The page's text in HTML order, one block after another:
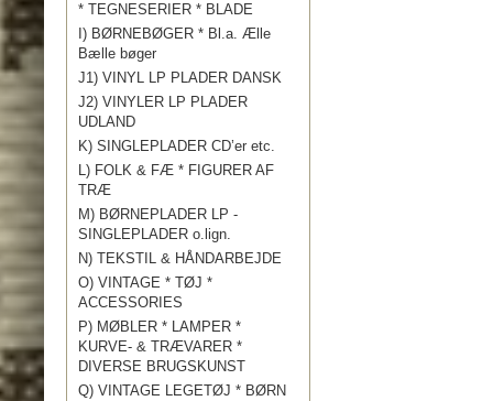
* TEGNESERIER * BLADE
I) BØRNEBØGER * Bl.a. Ælle
Bælle bøger
J1) VINYL LP PLADER DANSK
J2) VINYLER LP PLADER
UDLAND
K) SINGLEPLADER CD’er etc.
L) FOLK & FÆ * FIGURER AF
TRÆ
M) BØRNEPLADER LP -
SINGLEPLADER o.lign.
N) TEKSTIL & HÅNDARBEJDE
O) VINTAGE * TØJ *
ACCESSORIES
P) MØBLER * LAMPER *
KURVE- & TRÆVARER *
DIVERSE BRUGSKUNST
Q) VINTAGE LEGETØJ * BØRN